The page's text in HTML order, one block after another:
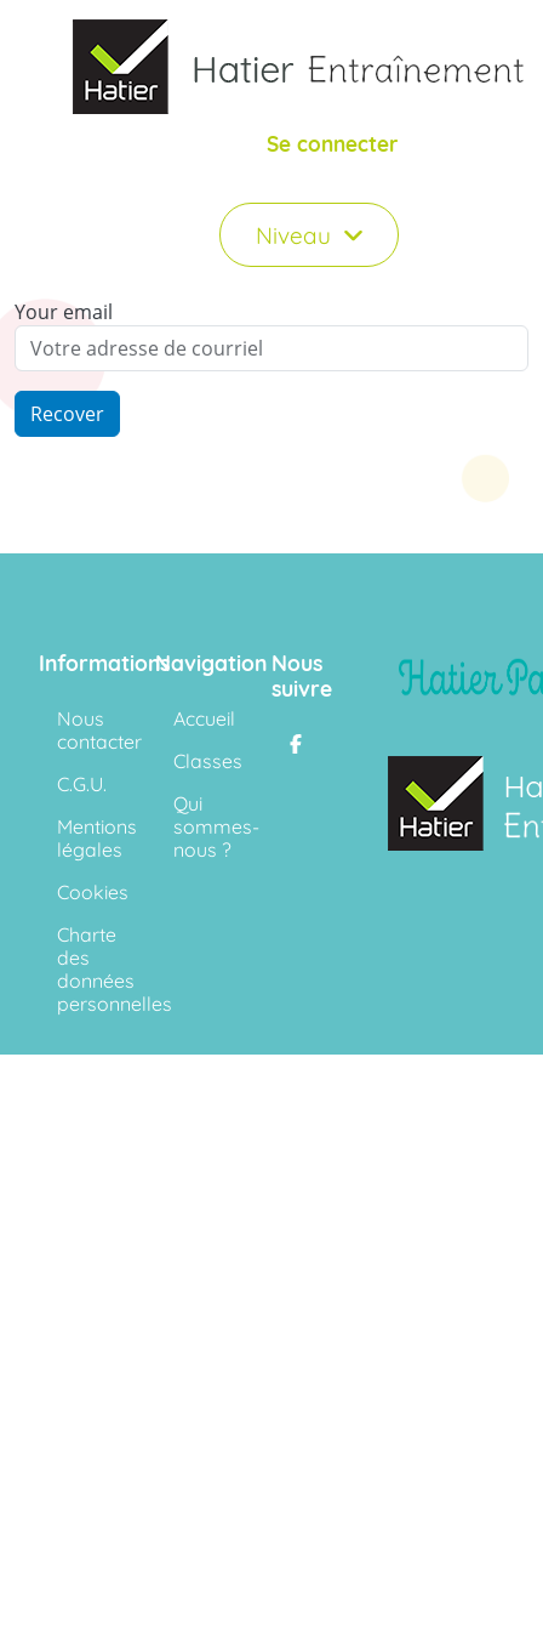
Se connecter
Niveau
Your email
Recover
Informations
Nous
contacter
C.G.U.
Mentions
légales
Cookies
Charte
des
données
personnelles
Navigation
Accueil
Classes
Qui
sommes-
nous ?
Nous
suivre